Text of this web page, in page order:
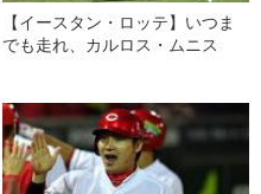
【イースタン・ロッテ】いつま
でも走れ、カルロス・ムニス